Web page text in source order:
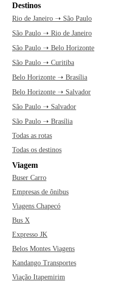
Destinos
Rio de Janeiro ➝ São Paulo
São Paulo ➝ Rio de Janeiro
São Paulo ➝ Belo Horizonte
São Paulo ➝ Curitiba
Belo Horizonte ➝ Brasília
Belo Horizonte ➝ Salvador
São Paulo ➝ Salvador
São Paulo ➝ Brasília
Todas as rotas
Todas os destinos
Viagem
Buser Carro
Empresas de ônibus
Viagens Chapecó
Bus X
Expresso JK
Belos Montes Viagens
Kandango Transportes
Viação Itapemirim